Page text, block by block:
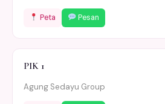
Peta Pesan
PIK 1
Agung Sedayu Group